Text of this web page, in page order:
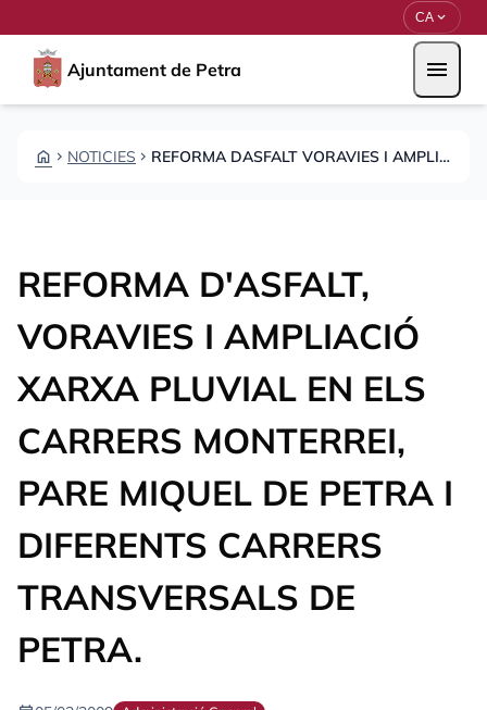
CA expand_more
Ajuntament de Petra menu
HOME CHEVRON_RIGHT NOTICIES CHEVRON_RIGHT REFORMA DASFALT VORAVIES I AMPLIACIO XARXA PLUVIAL EN ELS CARRERS MONTERREI PARE MIQUEL DE
REFORMA D'ASFALT,
VORAVIES I AMPLIACIÓ
XARXA PLUVIAL EN ELS
CARRERS MONTERREI,
PARE MIQUEL DE PETRA I
DIFERENTS CARRERS
TRANSVERSALS DE
PETRA.